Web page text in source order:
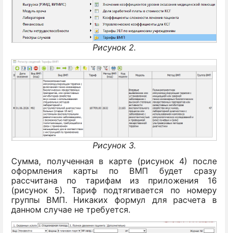
Рисунок 2.
Рисунок 3.
Сумма, полученная в карте (рисунок 4) после
оформления карты по ВМП будет сразу
рассчитана по тарифам из приложения 16
(рисунок 5). Тариф подтягивается по номеру
группы ВМП. Никаких формул для расчета в
данном случае не требуется.